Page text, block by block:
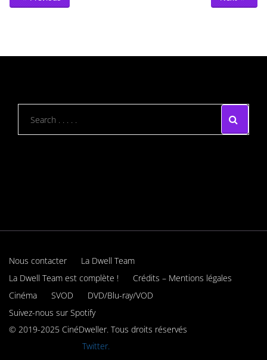
Nous contacter
La Dwell Team
La Dwell Team est complète !
Crédits – Mentions légales
Cinéma
SVOD
DVD/Blu-ray/VOD
Suivez-nous sur Spotify
© 2019-2025 CinéDweller. Tous droits réservés
Twitter.